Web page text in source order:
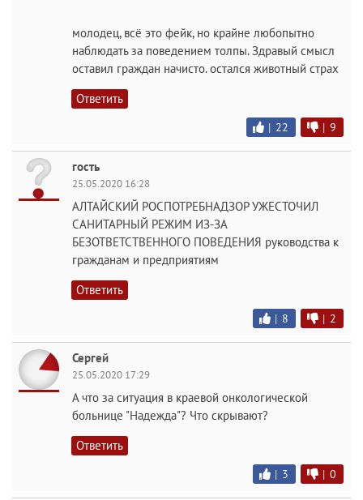
молодец, всё это фейк, но крайне любопытно
наблюдать за поведением толпы. Здравый смысл
оставил граждан начисто. остался животный страх
Ответить
| 22 | 9
гость
25.05.2020 16:28
АЛТАЙСКИЙ РОСПОТРЕБНАДЗОР УЖЕСТОЧИЛ
САНИТАРНЫЙ РЕЖИМ ИЗ-ЗА
БЕЗОТВЕТСТВЕННОГО ПОВЕДЕНИЯ руководства к
гражданам и предприятиям
Ответить
| 8 | 2
Сергей
25.05.2020 17:29
А что за ситуация в краевой онкологической
больнице "Надежда"? Что скрывают?
Ответить
| 3 | 0